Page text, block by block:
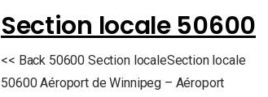
Section locale 50600
<< Back 50600 Section localeSection locale
50600 Aéroport de Winnipeg – Aéroport